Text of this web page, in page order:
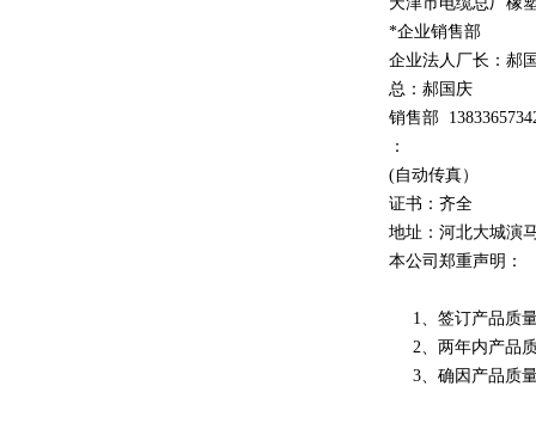
*企业销售部
企业法人厂长：郝
总：郝国庆
销售部 13833
：
(自动传真）
证书：齐全
地址：河北大城演
本公司郑重声明：
1、签订产品质量
2、两年内产品质
3、确因产品质量